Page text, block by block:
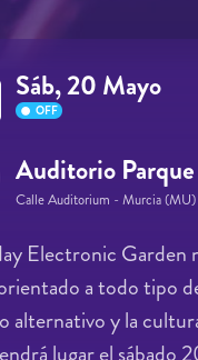
Sáb, 20 Mayo
OFF
Auditorio
Calle Auditorium - Murcia (MU)
Electronic Garden
a todo tipo
alternativo y la